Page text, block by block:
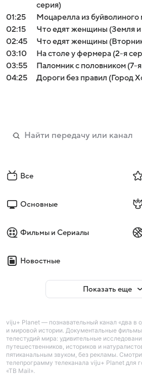
серия)
01:25
Моцарелла из буйволиного
02:15
Что едят женщины (Земля и
02:45
Что едят женщины
03:10
На столе у фермера (2-я
03:55
Паломник с половником (7-
04:25
Дороги без правил (Город
Все
Основные
Фильмы и Сериалы
Новостные
Показать еще
viju+ Planet — познавательный канал «два в
и мировой истории. Документальные
телестудий мира: удивительные
путешественников, историков и
пятиканальным звуком, без рекламы.
телепрограмму телеканала viju+ Planet для
«ТВ Mail».